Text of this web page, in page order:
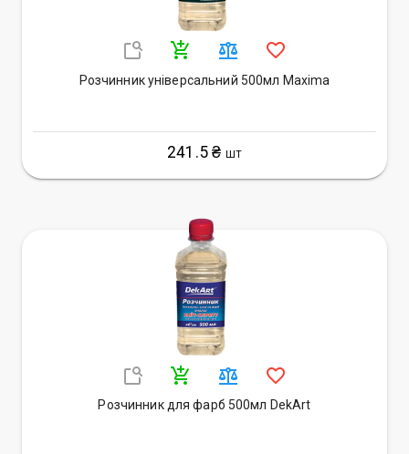
Розчинник універсальний 500мл Maxima
241.5 ₴ ШТ
Розчинник для фарб 500мл DekArt